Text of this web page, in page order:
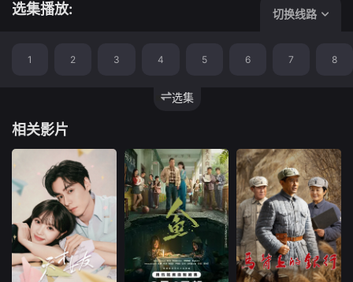
选集播放: 切换线路
选集
1 2 3 4 5 6 7 8
相关影片